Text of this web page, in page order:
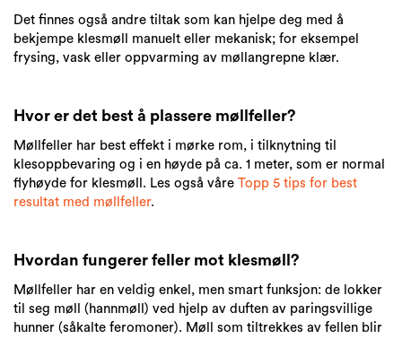
Det finnes også andre tiltak som kan hjelpe deg med å
bekjempe klesmøll manuelt eller mekanisk; for eksempel
frysing, vask eller oppvarming av møllangrepne klær.
Hvor er det best å plassere møllfeller?
Møllfeller har best effekt i mørke rom, i tilknytning til
klesoppbevaring og i en høyde på ca. 1 meter, som er normal
flyhøyde for klesmøll. Les også våre Topp 5 tips for best
resultat med møllfeller.
Hvordan fungerer feller mot klesmøll?
Møllfeller har en veldig enkel, men smart funksjon: de lokker
til seg møll (hannmøll) ved hjelp av duften av paringsvillige
hunner (såkalte feromoner). Møll som tiltrekkes av fellen blir